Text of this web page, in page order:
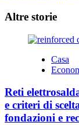
Altre storie
Casa
Reti
e criteri di
fondazioni e